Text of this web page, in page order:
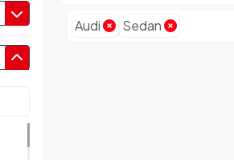
Audi
Sedan